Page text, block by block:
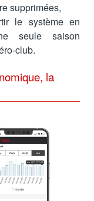
supprimées,
le système en
seule saison
club.
la